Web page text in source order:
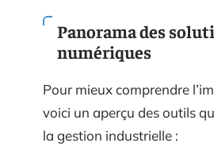
Panorama des
numériques
Pour mieux comprendre
voici un aperçu des outils
la gestion industrielle :